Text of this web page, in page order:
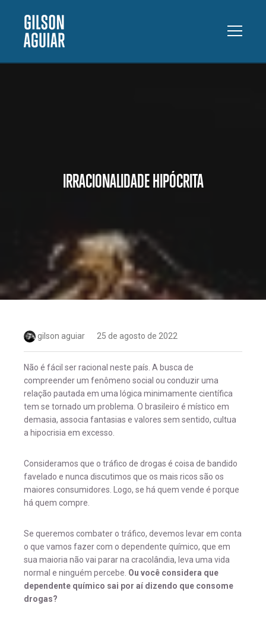
IRRACIONALIDADE HIPÓCRITA
gilson aguiar 25 de agosto de 2022
Não é fácil ser racional neste país. A busca de
compreender um fenômeno social ou conduzir uma
relação pautada em uma lógica minimamente científica
tem se tornado um problema. O brasileiro é místico em
demasia, associa fantasias e valores sem sentido, cultua
a hipocrisia em excesso.
Consideramos que o tráfico de drogas é coisa de bandido
favelado e nunca discutimos que os mais ricos são os
maiores consumidores. Logo, se há quem vende é porque
há quem compre.
Se queremos combater o tráfico, devemos levar em conta
o que vamos fazer com o dependente químico, que em
sua maioria não vai parar na cracolândia, leva uma vida
normal e ninguém percebe. Ou você considera que
dependente químico sai por aí dizendo que consome
drogas?